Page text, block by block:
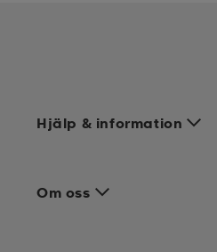
Hjälp & information
Om oss